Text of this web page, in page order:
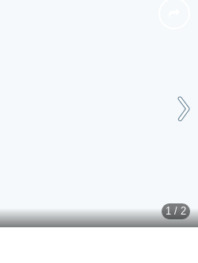
1 / 2